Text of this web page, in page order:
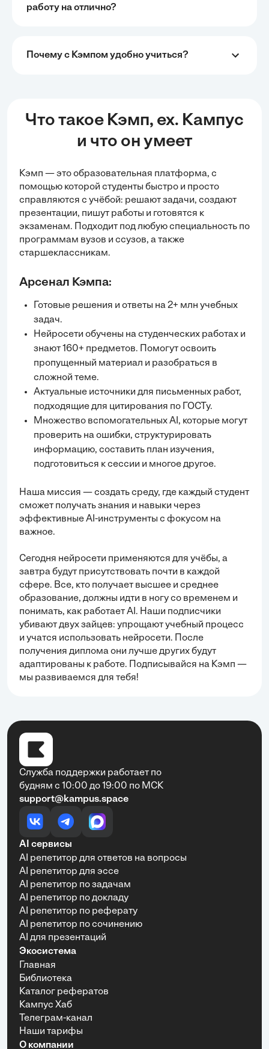
работу на отлично?
Почему с Кэмпом удобно учиться?
Что такое Кэмп, ex. Кампус
и что он умеет
Кэмп — это образовательная платформа, с
помощью которой студенты быстро и просто
справляются с учёбой: решают задачи, создают
презентации, пишут работы и готовятся к
экзаменам. Подходит под любую специальность по
программам вузов и ссузов, а также
старшеклассникам.
Арсенал Кэмпа:
Готовые решения и ответы на 2+ млн учебных
задач.
Нейросети обучены на студенческих работах и
знают 160+ предметов. Помогут освоить
пропущенный материал и разобраться в
сложной теме.
Актуальные источники для письменных работ,
подходящие для цитирования по ГОСТу.
Множество вспомогательных AI, которые могут
проверить на ошибки, структурировать
информацию, составить план изучения,
подготовиться к сессии и многое другое.
Наша миссия — создать среду, где каждый студент
сможет получать знания и навыки через
эффективные AI-инструменты с фокусом на
важное.
Сегодня нейросети применяются для учёбы, а
завтра будут присутствовать почти в каждой
сфере. Все, кто получает высшее и среднее
образование, должны идти в ногу со временем и
понимать, как работает AI. Наши подписчики
убивают двух зайцев: упрощают учебный процесс
и учатся использовать нейросети. После
получения диплома они лучше других будут
адаптированы к работе. Подписывайся на Кэмп —
мы развиваемся для тебя!
Служба поддержки работает по
будням с 10:00 до 19:00 по МСК
support@kampus.space
AI сервисы
AI репетитор для ответов на вопросы
AI репетитор для эссе
AI репетитор по задачам
AI репетитор по докладу
AI репетитор по реферату
AI репетитор по сочинению
AI для презентаций
Экосистема
Главная
Библиотека
Каталог рефератов
Кампус Хаб
Телеграм-канал
Наши тарифы
О компании